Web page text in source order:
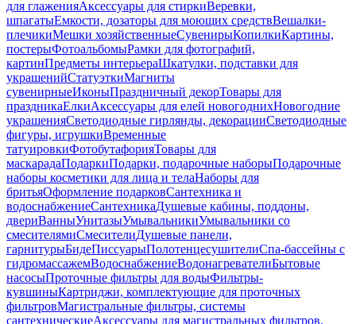
для глаженияАксессуары для стиркиВеревки,
шпагатыЕмкости, дозаторы для моющих средствВешалки-
плечикиМешки хозяйственныеСувенирыКопилкиКартины,
постерыФотоальбомыРамки для фотографий,
картинПредметы интерьераШкатулки, подставки для
украшенийСтатуэткиМагниты
сувенирныеИконыПраздничный декорТовары для
праздникаЕлкиАксессуары для елей новогоднихНовогодние
украшенияСветодиодные гирлянды, декорацииСветодиодные
фигуры, игрушкиВременные
татуировкиФотобутафорияТовары для
маскарадаПодаркиПодарки, подарочные наборыПодарочные
наборы косметики для лица и телаНаборы для
бритьяОформление подарковСантехника и
водоснабжениеСантехникаДушевые кабины, поддоны,
двериВанныУнитазыУмывальникиУмывальники со
смесителямиСмесителиДушевые панели,
гарнитурыБидеПиссуарыПолотенцесушителиСпа-бассейны с
гидромассажемВодоснабжениеВодонагревателиБытовые
насосыПроточные фильтры для водыФильтры-
кувшиныКартриджи, комплектующие для проточных
фильтровМагистральные фильтры, системы
сантехническиеАксессуары для магистральных фильтров,